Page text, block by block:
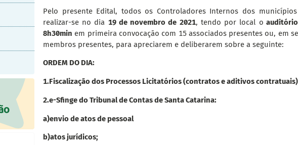
Pelo presente Edital, todos os Controladores Internos dos
realizar-se no dia 19 de novembro de 2021, tendo por local o auditório
8h30min em primeira convocação com 15 associados presentes ou, em
membros presentes, para apreciarem e deliberarem sobre a seguinte:
ORDEM DO DIA:
1.Fiscalização dos Processos Licitatórios (contratos e aditivos
2.e-Sfinge do Tribunal de Contas de Santa Catarina:
a)envio de atos de pessoal
b)atos jurídicos;